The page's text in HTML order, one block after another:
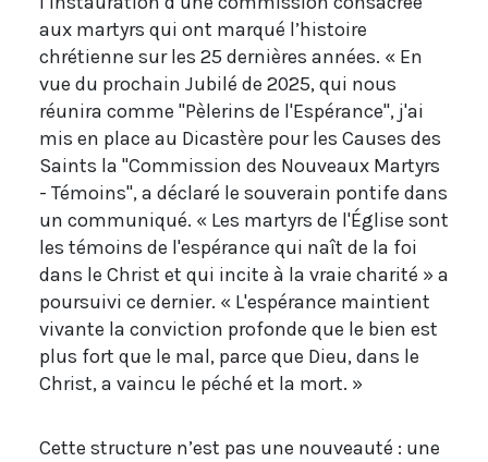
aux martyrs qui ont marqué l’histoire
chrétienne sur les 25 dernières années. « En
vue du prochain Jubilé de 2025, qui nous
réunira comme "Pèlerins de l'Espérance", j'ai
mis en place au Dicastère pour les Causes des
Saints la "Commission des Nouveaux Martyrs
- Témoins", a déclaré le souverain pontife dans
un communiqué. « Les martyrs de l'Église sont
les témoins de l'espérance qui naît de la foi
dans le Christ et qui incite à la vraie charité » a
poursuivi ce dernier. « L'espérance maintient
vivante la conviction profonde que le bien est
plus fort que le mal, parce que Dieu, dans le
Christ, a vaincu le péché et la mort. »
Cette structure n’est pas une nouveauté : une